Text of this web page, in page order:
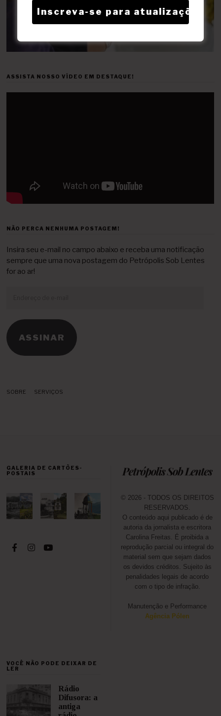
ASSISTA NOSSO VÍDEO EM DESTAQUE!
NÃO PERCA NENHUMA POSTAGEM!
Insira seu e-mail no campo abaixo e receba uma notificação
sempre que uma nova postagem do Petrópolis Sob Lentes
for ao ar!
mail
ASSINAR
SOBRE SERVIÇOS
GALERIA DE CARTÕES-
POSTAIS
© 2026 - TODOS OS DIREITOS
RESERVADOS.
O conteúdo aqui publicado é de
autoria da jornalista e escritora
Carolina Freitas. É proibida a
reprodução parcial ou integral do
material sem que sejam dados
os devidos créditos. Sujeito às
penalidades legais de acordo
com o tipo de infração.
Manutenção e Performance
Agência Pólen
VOCÊ NÃO PODE DEIXAR DE
LER
Rádio
Difusora: a
antiga